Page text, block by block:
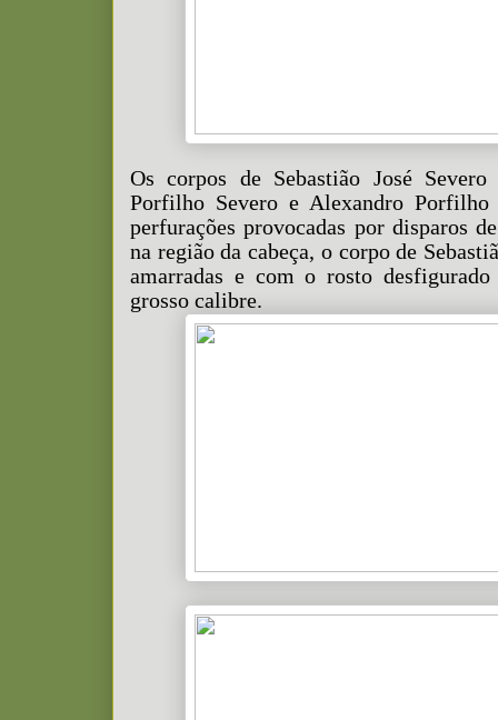
Os corpos de Sebastião José
Porfilho Severo e Alexandro Porfilho
perfurações provocadas por disparos
na região da cabeça, o corpo de
amarradas e com o rosto
grosso calibre.